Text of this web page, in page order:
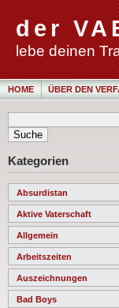
der
lebe deinen
HOME ÜBER DEN
Kategorien
Absurdistan
Aktive Vaterschaft
Allgemein
Arbeitszeiten
Auszeichnungen
Bad Boys